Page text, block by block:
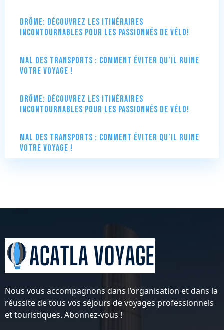
Drôme: Découvrez les itinéraires
incontournables pour les passionnés de vélo!
Mal des transports : comment éviter qu’il ruine
votre voyage !
Drôme: Découvrez les itinéraires
incontournables pour les passionnés de vélo!
Mal des transports : comment éviter qu’il ruine
votre voyage !
Nous vous accompagnons dans l’organisation et dans la
réussite de tous vos séjours de voyages professionnels
et touristiques. Abonnez-vous !